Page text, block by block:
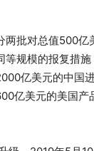
两批对总值500亿
规模的报复措施
亿美元的中国
亿美元的美国产